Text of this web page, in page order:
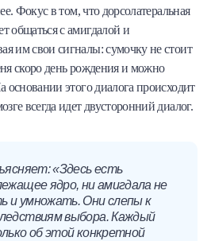
Фокус в том, что дорсолатеральная
общаться с амигдалой и
им свои сигналы: сумочку не стоит
скоро день рождения и можно
основании этого диалога происходит
всегда идет двусторонний диалог.
«Здесь есть
ядро, ни амигдала не
и умножать. Они слепы к
выбора. Каждый
об этой конкретной